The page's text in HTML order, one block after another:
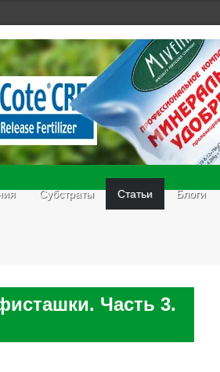
Субстраты Статьи Блоги
Часть 3.